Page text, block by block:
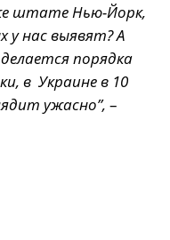
штате Нью-Йорк,
у нас выявят? А
порядка
в Украине в 10
ужасно”, –